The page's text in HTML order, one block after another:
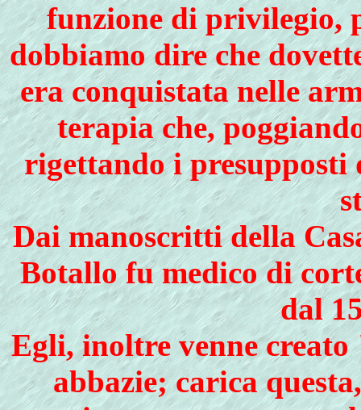
funzione di privilegio,
dobbiamo dire che
era conquistata nelle
terapia che,
rigettando i presupposti
Dai manoscritti della
Botallo fu medico di
dal
Egli, inoltre venne
abbazie; carica